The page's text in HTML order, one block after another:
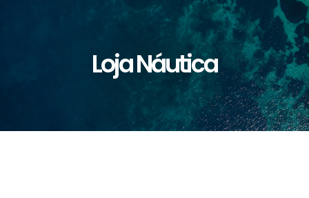
Loja Náutica